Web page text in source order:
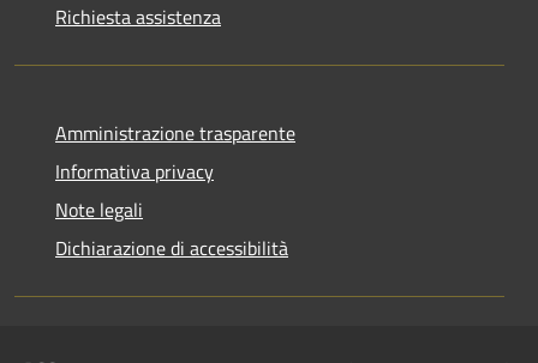
Richiesta assistenza
Amministrazione trasparente
Informativa privacy
Note legali
Dichiarazione di accessibilità